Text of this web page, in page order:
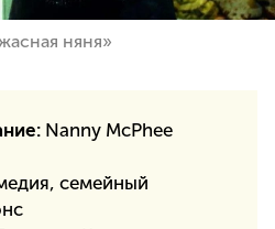
няня»
Nanny McPhee
семейный